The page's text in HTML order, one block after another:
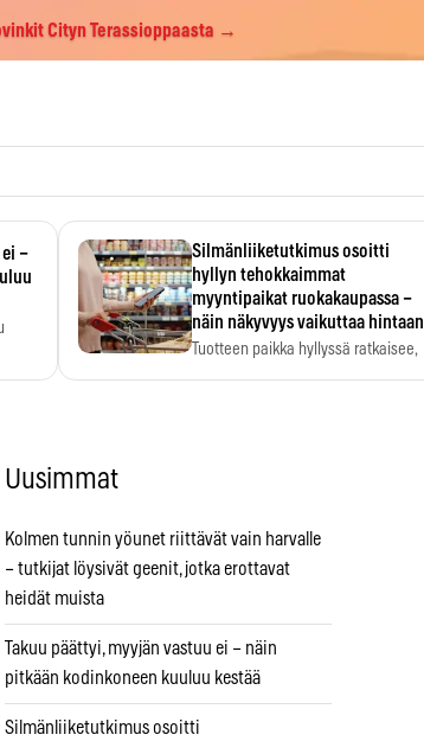
Cityn Terassioppaasta →
–
Silmänliiketutkimus osoitti
hyllyn tehokkaimmat
myyntipaikat ruokakaupassa –
näin näkyvyys vaikuttaa hintaan
Tuotteen paikka hyllyssä ratkaisee,
Uusimmat
Kolmen tunnin yöunet riittävät vain harvalle
– tutkijat löysivät geenit, jotka erottavat
heidät muista
Takuu päättyi, myyjän vastuu ei – näin
pitkään kodinkoneen kuuluu kestää
Silmänliiketutkimus osoitti